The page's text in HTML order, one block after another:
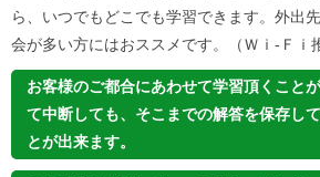
ら、いつでもどこでも学習できます。外出
会が多い方にはおススメです。（Ｗｉ-Ｆｉ
お客様のご都合にあわせて学習頂くこと
て中断しても、そこまでの解答を保存し
とが出来ます。